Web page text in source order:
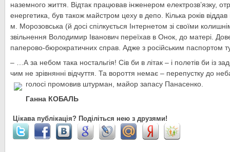
наземного життя. Відтак працював інженером електрозв’язку,
енергетика, був також майстром цеху в депо. Кілька років віддав і
м. Морозовська (й досі спілкується Інтернетом зі своїми
звільнення Володимир Іванович переїхав в Онок, до матері.
паперово-бюрократичних справ. Адже з російським паспортом
– …А за небом така ностальгія! Сів би в літак – і полетів би із
чим не зрівнянні відчуття. Та вороття немає – перепустку до
голосі промовив штурман, майор запасу Панасенко.
Ганна КОБАЛЬ
Цікава публікація? Поділіться нею з друзями!